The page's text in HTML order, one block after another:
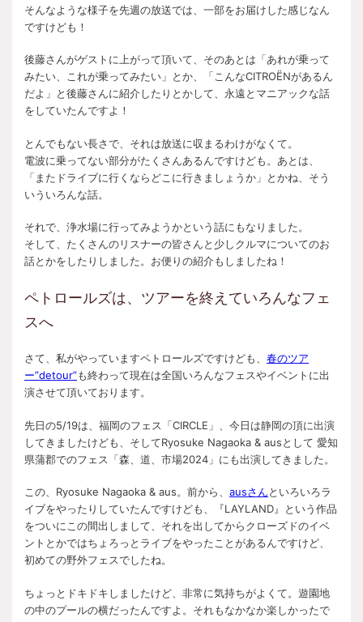
そんなような様子を先週の放送では、一部をお届けした感じなん
ですけども！
後藤さんがゲストに上がって頂いて、そのあとは「あれが乗って
みたい、これが乗ってみたい」とか、「こんなCITROËNがあるん
だよ」と後藤さんに紹介したりとかして、永遠とマニアックな話
をしていたんですよ！
とんでもない長さで、それは放送に収まるわけがなくて。
電波に乗ってない部分がたくさんあるんですけども。あとは、
「またドライブに行くならどこに行きましょうか」とかね、そう
いういろんな話。
それで、浄水場に行ってみようかという話にもなりました。
そして、たくさんのリスナーの皆さんと少しクルマについてのお
話とかをしたりしました。お便りの紹介もしましたね！
ペトロールズは、ツアーを終えていろんなフェ
スへ
さて、私がやっていますペトロールズですけども、 春のツア
ー”detour”も終わって現在は全国いろんなフェスやイベントに出
演させて頂いております。
先日の5/19は、福岡のフェス「CIRCLE」、今日は静岡の頂に出演
してきましたけども、そしてRyosuke Nagaoka & ausとして 愛知
県蒲郡でのフェス「森、道、市場2024」にも出演してきました。
この、Ryosuke Nagaoka & aus。前から、 ausさんといろいろラ
イブをやったりしていたんですけども、『LAYLAND』という作品
をついにこの間出しまして、それを出してからクローズドのイベ
ントとかではちょろっとライブをやったことがあるんですけど、
初めての野外フェスでしたね。
ちょっとドキドキしましたけど、非常に気持ちがよくて。遊園地
の中のプールの横だったんですよ。それもなかなか楽しかったで